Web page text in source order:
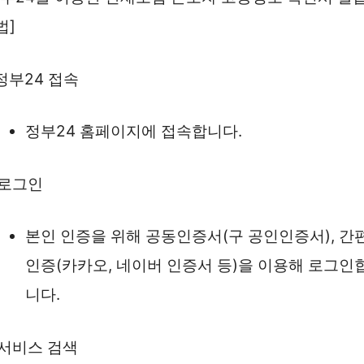
]
부24 접속
정부24 홈페이지에 접속합니다.
그인
본인 인증을 위해 공동인증서(구 공인인증서), 간
인증(카카오, 네이버 인증서 등)을 이용해 로그인
니다.
비스 검색